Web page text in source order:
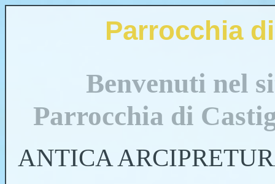
Parrocchia
Benvenuti nel
Parrocchia di
ANTICA